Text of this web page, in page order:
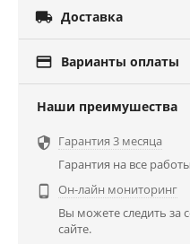
 Доставка
 Варианты оплаты
Наши преимушества
 Гарантия 3 месяца
Гарантия на все

Он-лайн мониторинг
Вы можете следить за
сайте.